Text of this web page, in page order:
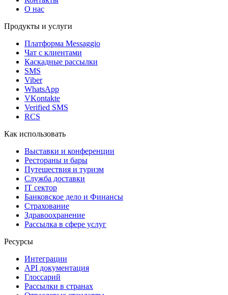
О нас
Продукты и услуги
Платформа Messaggio
Чат с клиентами
Каскадные рассылки
SMS
Viber
WhatsApp
VKontakte
Verified SMS
RCS
Как использовать
Выставки и конференции
Рестораны и бары
Путешествия и туризм
Служба доставки
IT сектор
Банковское дело и Финансы
Страхование
Здравоохранение
Рассылка в сфере услуг
Ресурсы
Интеграции
API документация
Глоссарий
Рассылки в странах